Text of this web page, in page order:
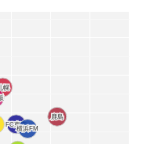
幌
幌
鹿島
鹿島
FC東京
FC東京
横浜FM
横浜FM